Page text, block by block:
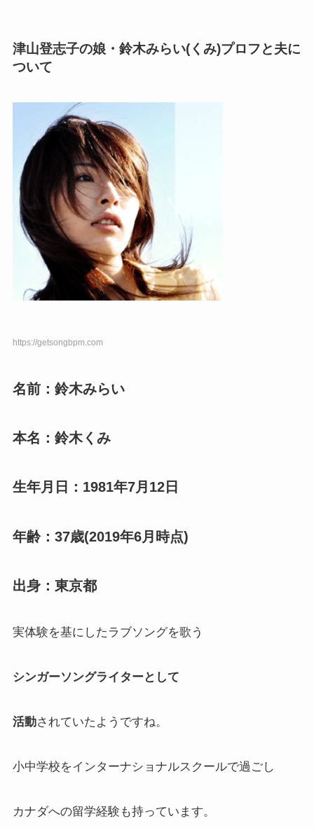
津山登志子の娘・鈴木みらい(くみ)プロフと夫に
ついて
https://getsongbpm.com
名前：鈴木みらい
本名：鈴木くみ
生年月日：1981年7月12日
年齢：37歳(2019年6月時点)
出身：東京都
実体験を基にしたラブソングを歌う
シンガーソングライターとして
活動されていたようですね。
小中学校をインターナショナルスクールで過ごし
カナダへの留学経験も持っています。